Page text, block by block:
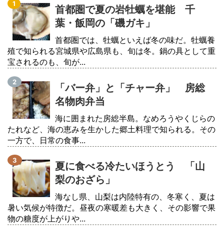
首都圏で夏の岩牡蠣を堪能 千
葉・飯岡の「磯ガキ」
首都圏では、牡蠣といえば冬の味だ。牡蠣養
殖で知られる宮城県や広島県も、旬は冬。鍋の具として重
宝されるのも、旬が...
「バー弁」と「チャー弁」 房総
名物肉弁当
海に囲まれた房総半島。なめろうやくじらの
たれなど、海の恵みを生かした郷土料理で知られる。その
一方で、日常の食事...
夏に食べる冷たいほうとう 「山
梨のおざら」
海なし県、山梨は内陸特有の、冬寒く、夏は
暑い気候が特徴だ。昼夜の寒暖差も大きく、その影響で果
物の糖度が上がりや...